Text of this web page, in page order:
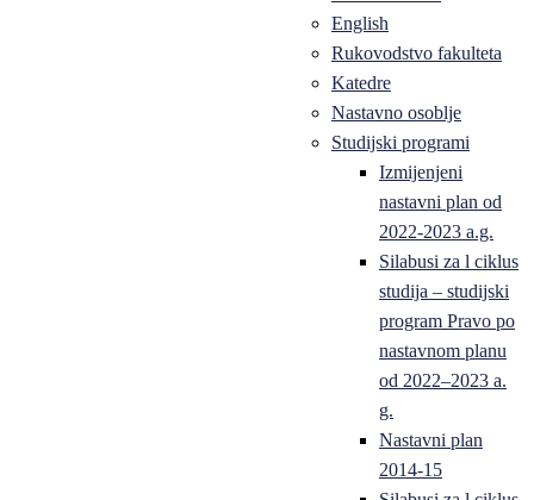
English
Rukovodstvo fakulteta
Katedre
Nastavno osoblje
Studijski programi
Izmijenjeni
nastavni plan od
2022-2023 a.g.
Silabusi za l ciklus
studija – studijski
program Pravo po
nastavnom planu
od 2022–2023 a.
g.
Nastavni plan
2014-15